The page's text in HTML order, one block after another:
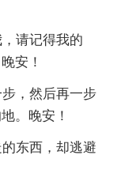
请记得我的
安！
，然后再一步
。晚安！
东西，却逃避